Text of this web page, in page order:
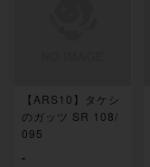
【ARS10】タケシ
のガッツ SR 108/
095
-